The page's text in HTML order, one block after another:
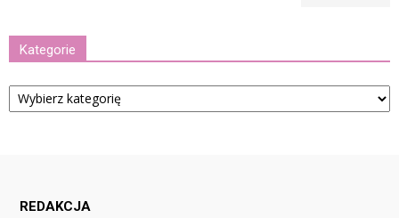
Kategorie
Kategorie
REDAKCJA